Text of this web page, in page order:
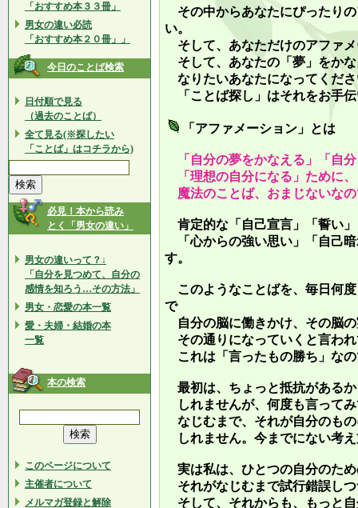
「おすすめ本３３冊」
男女の違い必読
「おすすめ本２０冊」」
今日のことば検索
日付順で見る
（過去のことば）
全て見る(※探したい
「ことば」はコチラから)
必見！本から読み
とく「男女の違い」
男女の違いって？↓
「自分を見つめて、自分の
感情を知ろう…その方法」
男女・恋愛の本一覧
愛・夫婦・結婚の本
一覧
本の検索
このページについて
主催者について
メルマガ登録と解除
その中からあなたにぴったり
い。
そして、あなただけのアファ
そして、あなたの「夢」をか
なりたいあなたになってくだ
「ことば探し」はそれをお手
「アファメーション」とは
「自分の夢をかなえる」「自
「理想の自分になる」ために
魔法のことば、おまじないな
肯定的な「自己宣言」「誓い
「心からの強い思い」「自己
す。
このようなことばを、毎日何
で
自分の脳に働きかけ、その脳
その通りになっていくと言わ
これは「言ったもの勝ち」な
最初は、ちょっと抵抗がある
しれませんが、何度も言って
なじむまで、それが自分のも
しれません。今までにない考
実は私は、ひとつの自分のた
それがなじむまで試行錯誤し
そして、それからも、もっと